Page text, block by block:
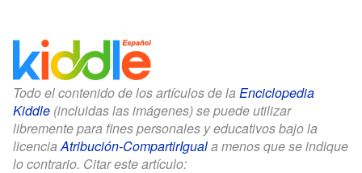
Todo el contenido de los artículos de la Enciclopedia
Kiddle (incluidas las imágenes) se puede utilizar
libremente para fines personales y educativos bajo la
licenciaAtribución-CompartirIguala menos que se indique
lo contrario. Citar este artículo: